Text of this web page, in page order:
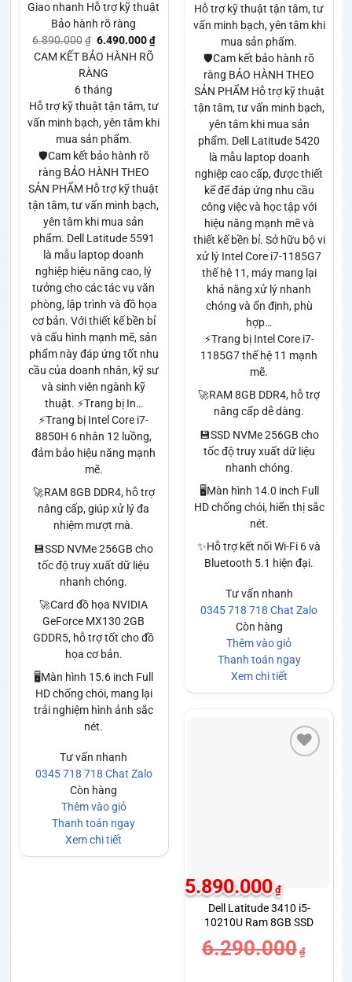
Giao nhanh Hỗ trợ kỹ thuật
Bảo hành rõ ràng
6.890.000 ₫ 6.490.000 ₫
CAM KẾT BẢO HÀNH RÕ
RÀNG
6 tháng
Hỗ trợ kỹ thuật tận tâm, tư
vấn minh bạch, yên tâm khi
mua sản phẩm.
🛡️Cam kết bảo hành rõ
ràng BẢO HÀNH THEO
SẢN PHẨM Hỗ trợ kỹ thuật
tận tâm, tư vấn minh bạch,
yên tâm khi mua sản
phẩm. Dell Latitude 5591
là mẫu laptop doanh
nghiệp hiệu năng cao, lý
tưởng cho các tác vụ văn
phòng, lập trình và đồ họa
cơ bản. Với thiết kế bền bỉ
và cấu hình mạnh mẽ, sản
phẩm này đáp ứng tốt nhu
cầu của doanh nhân, kỹ sư
và sinh viên ngành kỹ
thuật. ⚡Trang bị In…
⚡Trang bị Intel Core i7-
8850H 6 nhân 12 luồng,
đảm bảo hiệu năng mạnh
mẽ.
🚀RAM 8GB DDR4, hỗ trợ
nâng cấp, giúp xử lý đa
nhiệm mượt mà.
💾SSD NVMe 256GB cho
tốc độ truy xuất dữ liệu
nhanh chóng.
🚀Card đồ họa NVIDIA
GeForce MX130 2GB
GDDR5, hỗ trợ tốt cho đồ
họa cơ bản.
🖥️Màn hình 15.6 inch Full
HD chống chói, mang lại
trải nghiệm hình ảnh sắc
nét.
Tư vấn nhanh
0345 718 718 Chat Zalo
Còn hàng
Thêm vào giỏ
Thanh toán ngay
Xem chi tiết
Hỗ trợ kỹ thuật tận tâm, tư
vấn minh bạch, yên tâm khi
mua sản phẩm.
🛡️Cam kết bảo hành rõ
ràng BẢO HÀNH THEO
SẢN PHẨM Hỗ trợ kỹ thuật
tận tâm, tư vấn minh bạch,
yên tâm khi mua sản
phẩm. Dell Latitude 5420
là mẫu laptop doanh
nghiệp cao cấp, được thiết
kế để đáp ứng nhu cầu
công việc và học tập với
hiệu năng mạnh mẽ và
thiết kế bền bỉ. Sở hữu bộ vi
xử lý Intel Core i7-1185G7
thế hệ 11, máy mang lại
khả năng xử lý nhanh
chóng và ổn định, phù
hợp…
⚡Trang bị Intel Core i7-
1185G7 thế hệ 11 mạnh
mẽ.
🚀RAM 8GB DDR4, hỗ trợ
nâng cấp dễ dàng.
💾SSD NVMe 256GB cho
tốc độ truy xuất dữ liệu
nhanh chóng.
🖥️Màn hình 14.0 inch Full
HD chống chói, hiển thị sắc
nét.
✨Hỗ trợ kết nối Wi-Fi 6 và
Bluetooth 5.1 hiện đại.
Tư vấn nhanh
0345 718 718 Chat Zalo
Còn hàng
Thêm vào giỏ
Thanh toán ngay
Xem chi tiết
Dell Latitude 3410 i5-
10210U Ram 8GB SSD
FHD
6.290.000 ₫
5.890.000 ₫